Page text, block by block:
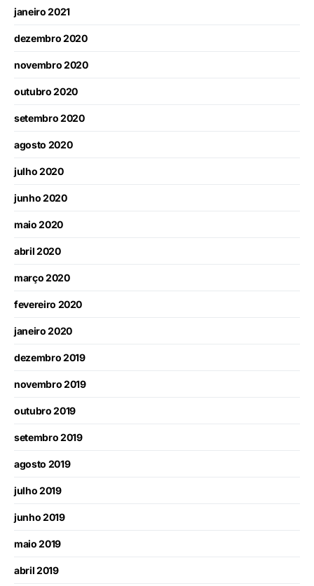
janeiro 2021
dezembro 2020
novembro 2020
outubro 2020
setembro 2020
agosto 2020
julho 2020
junho 2020
maio 2020
abril 2020
março 2020
fevereiro 2020
janeiro 2020
dezembro 2019
novembro 2019
outubro 2019
setembro 2019
agosto 2019
julho 2019
junho 2019
maio 2019
abril 2019